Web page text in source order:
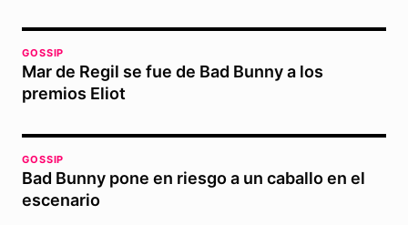
GOSSIP
Mar de Regil se fue de Bad Bunny a los
premios Eliot
GOSSIP
Bad Bunny pone en riesgo a un caballo en el
escenario